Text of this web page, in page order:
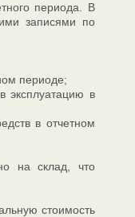
периода. В
записями по
периоде;
эксплуатацию в
в отчетном
на склад, что
стоимость